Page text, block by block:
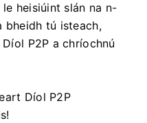
heisiúint slán na n-
bheidh tú isteach,
P2P a chríochnú
Díol P2P